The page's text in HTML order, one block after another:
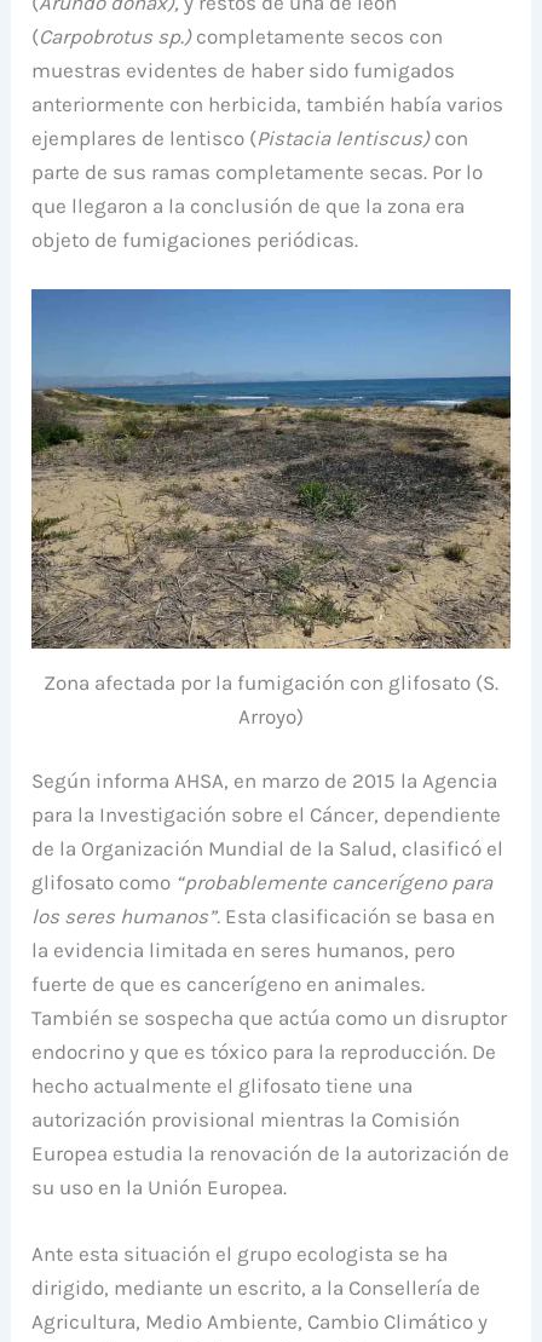
(Carpobrotus sp.) completamente secos con
muestras evidentes de haber sido fumigados
anteriormente con herbicida, también había varios
ejemplares de lentisco (Pistacia lentiscus) con
parte de sus ramas completamente secas. Por lo
que llegaron a la conclusión de que la zona era
objeto de fumigaciones periódicas.
Zona afectada por la fumigación con glifosato (S.
Arroyo)
Según informa AHSA, en marzo de 2015 la Agencia
para la Investigación sobre el Cáncer, dependiente
de la Organización Mundial de la Salud, clasificó el
glifosato como “probablemente cancerígeno para
los seres humanos”. Esta clasificación se basa en
la evidencia limitada en seres humanos, pero
fuerte de que es cancerígeno en animales.
También se sospecha que actúa como un disruptor
endocrino y que es tóxico para la reproducción. De
hecho actualmente el glifosato tiene una
autorización provisional mientras la Comisión
Europea estudia la renovación de la autorización de
su uso en la Unión Europea.
Ante esta situación el grupo ecologista se ha
dirigido, mediante un escrito, a la Consellería de
Agricultura, Medio Ambiente, Cambio Climático y